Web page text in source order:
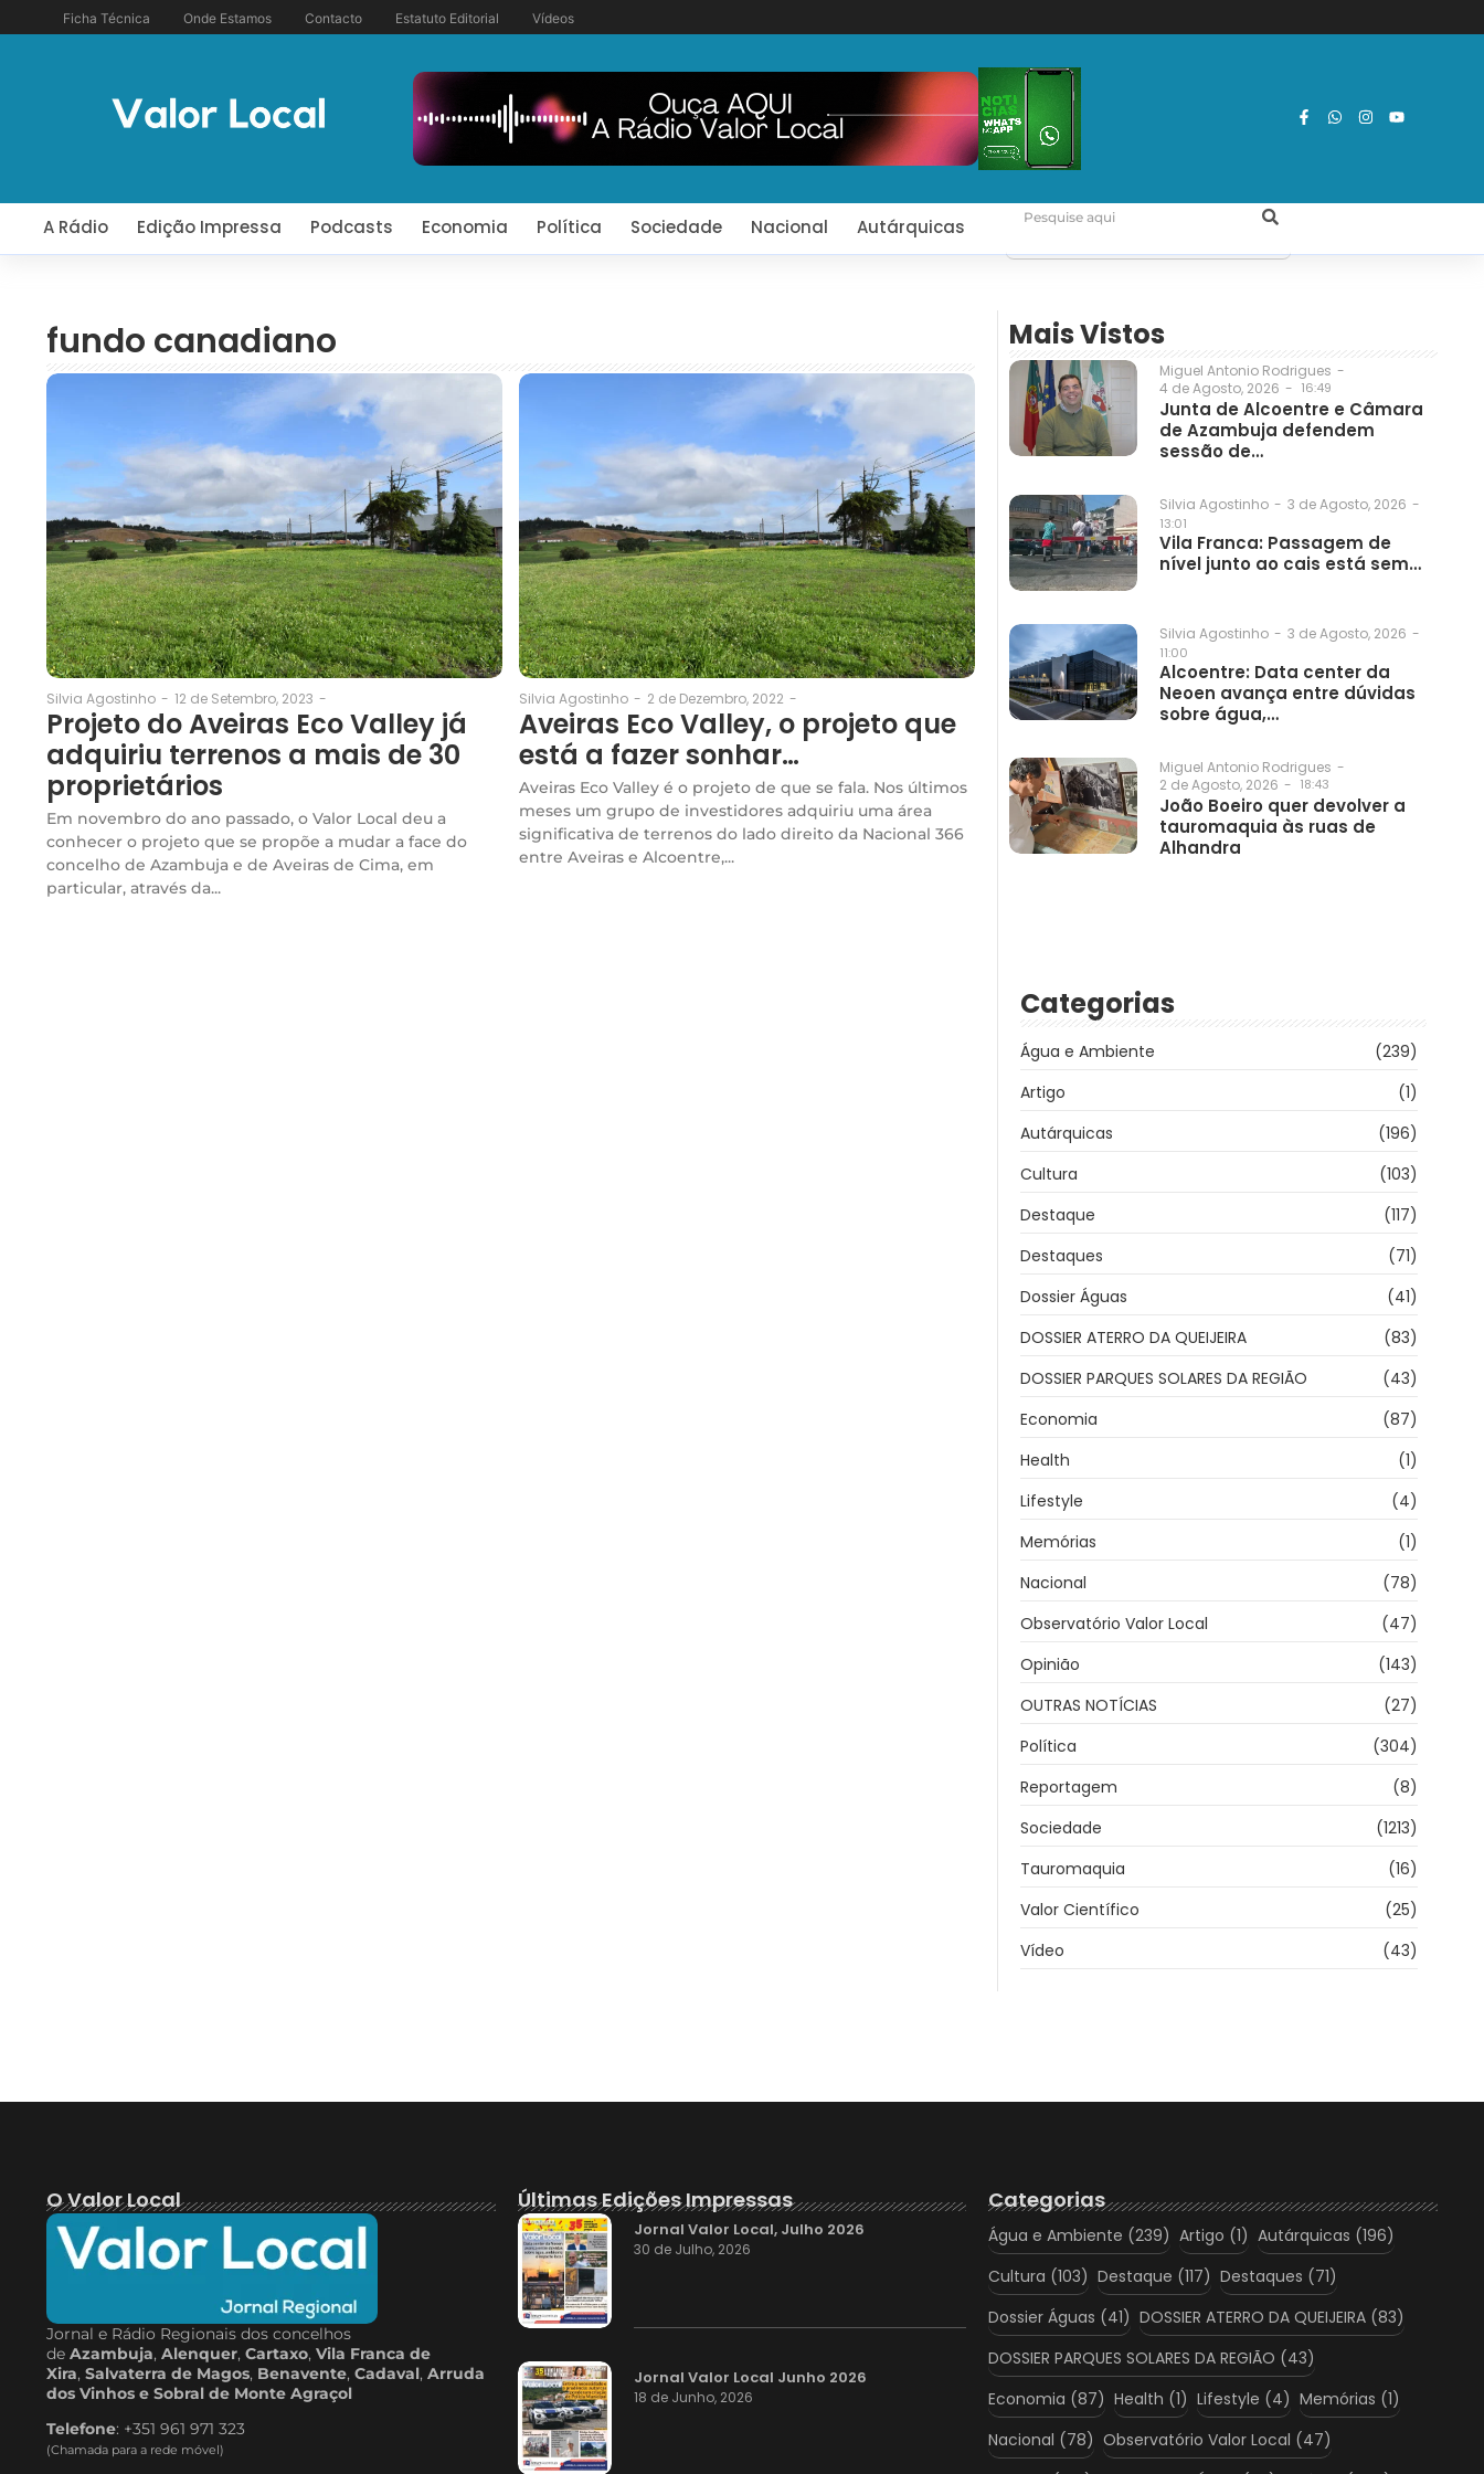
Ficha Técnica Onde Estamos Contacto Estatuto Editorial Vídeos
A Rádio Edição Impressa Podcasts Economia Política Sociedade Nacional Autárquicas
fundo canadiano
Silvia Agostinho - 12 de Setembro, 2023 -
Projeto do Aveiras Eco Valley já
adquiriu terrenos a mais de 30
proprietários
Em novembro do ano passado, o Valor Local deu a
conhecer o projeto que se propõe a mudar a face do
concelho de Azambuja e de Aveiras de Cima, em
particular, através da...
Silvia Agostinho - 2 de Dezembro, 2022 -
Aveiras Eco Valley, o projeto que
está a fazer sonhar…
Aveiras Eco Valley é o projeto de que se fala. Nos últimos
meses um grupo de investidores adquiriu uma área
significativa de terrenos do lado direito da Nacional 366
entre Aveiras e Alcoentre,...
Mais Vistos
Miguel Antonio Rodrigues -
4 de Agosto, 2026 - 16:49
Junta de Alcoentre e Câmara
de Azambuja defendem
sessão de…
Silvia Agostinho - 3 de Agosto, 2026 -
13:01
Vila Franca: Passagem de
nível junto ao cais está sem…
Silvia Agostinho - 3 de Agosto, 2026 -
11:00
Alcoentre: Data center da
Neoen avança entre dúvidas
sobre água,…
Miguel Antonio Rodrigues -
2 de Agosto, 2026 - 18:43
João Boeiro quer devolver a
tauromaquia às ruas de
Alhandra
Categorias
Água e Ambiente
(239)
Artigo
(1)
Autárquicas
(196)
Cultura
(103)
Destaque
(117)
Destaques
(71)
Dossier Águas
(41)
DOSSIER ATERRO DA QUEIJEIRA
(83)
DOSSIER PARQUES SOLARES DA REGIÃO
(43)
Economia
(87)
Health
(1)
Lifestyle
(4)
Memórias
(1)
Nacional
(78)
Observatório Valor Local
(47)
Opinião
(143)
OUTRAS NOTÍCIAS
(27)
Política
(304)
Reportagem
(8)
Sociedade
(1213)
Tauromaquia
(16)
Valor Científico
(25)
Vídeo
(43)
O Valor Local
Jornal e Rádio Regionais dos concelhos
de Azambuja, Alenquer, Cartaxo, Vila Franca de
Xira, Salvaterra de Magos, Benavente, Cadaval, Arruda
dos Vinhos e Sobral de Monte Agraçol
Telefone: +351 961 971 323
(Chamada para a rede móvel)
Últimas Edições Impressas
Jornal Valor Local, Julho 2026
30 de Julho, 2026
Jornal Valor Local Junho 2026
18 de Junho, 2026
Categorias
Água e Ambiente (239) Artigo (1) Autárquicas (196)
Cultura (103) Destaque (117) Destaques (71)
Dossier Águas (41) DOSSIER ATERRO DA QUEIJEIRA (83)
DOSSIER PARQUES SOLARES DA REGIÃO (43)
Economia (87) Health (1) Lifestyle (4) Memórias (1)
Nacional (78) Observatório Valor Local (47)